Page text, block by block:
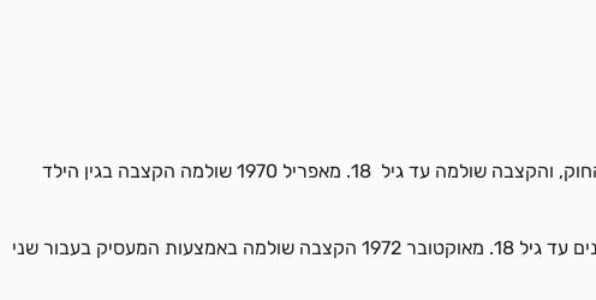
– הקצבה שולמה החל ב-1 בספטמבר 1959 בגין ילד רביעי ואילך, עד גיל 14. בשנת 1965 הורחב החוק, והקצבה שולמה עד גיל 18. מאפריל 1970 שולמה הקצבה בגין הילד
– הקצבה שולמה באמצעות המעסיק החל ב-1 באוגוסט 1965 למשפחות שכירים בעבור שלושת ילדיהן הראשונים עד גיל 18. מאוקטובר 1972 הקצבה שולמה באמצעות המעסיק בעבור שני